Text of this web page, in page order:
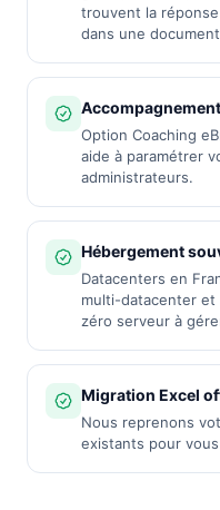
trouvent la
dans une
Option Coaching
aide à paramétrer
administrateurs.
Hébergement
Datacenters en
multi-datacenter
zéro serveur à
Migration Excel
Nous reprenons
existants pour